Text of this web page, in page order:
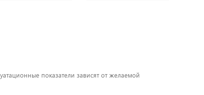
показатели зависят от желаемой